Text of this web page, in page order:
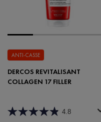
ANTI-CASSE
DERCOS REVITALISANT
COLLAGEN 17 FILLER
4.8